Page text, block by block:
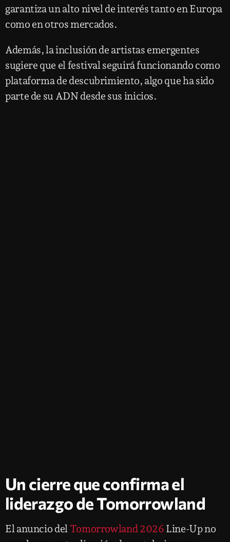
garantiza un alto nivel de interés tanto en Europa
como en otros mercados.
Además, la inclusión de artistas emergentes
sugiere que el festival seguirá funcionando como
plataforma de descubrimiento, algo que ha sido
parte de su ADN desde sus inicios.
Un cierre que confirma el
liderazgo de Tomorrowland
El anuncio del Tomorrowland 2026 Line-Up no